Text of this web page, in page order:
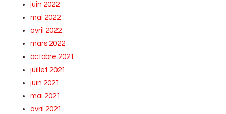
juin 2022
mai 2022
avril 2022
mars 2022
octobre 2021
juillet 2021
juin 2021
mai 2021
avril 2021